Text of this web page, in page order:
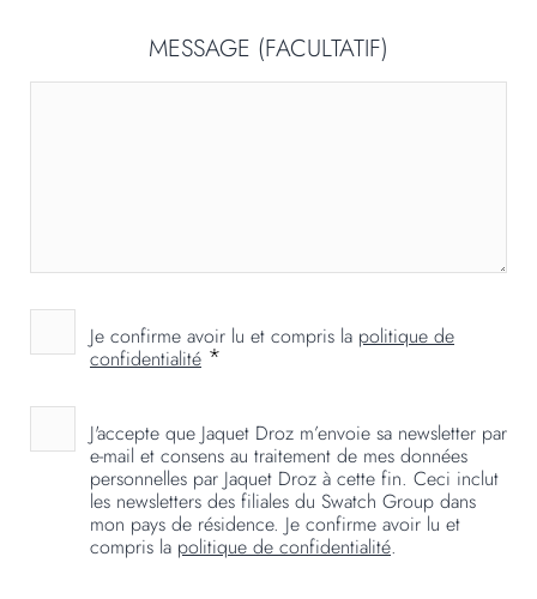
MESSAGE (FACULTATIF)
Je confirme avoir lu et compris la politique de
confidentialité *
J'accepte que Jaquet Droz m’envoie sa newsletter par
e-mail et consens au traitement de mes données
personnelles par Jaquet Droz à cette fin. Ceci inclut
les newsletters des filiales du Swatch Group dans
mon pays de résidence. Je confirme avoir lu et
compris la politique de confidentialité.